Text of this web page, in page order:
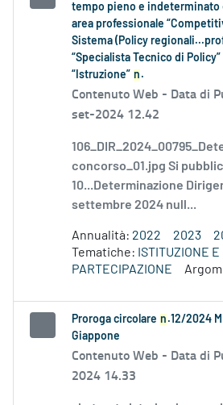
tempo pieno e indeterminato
area professionale
Sistema (Policy
“Specialista Tecnico di
“Istruzione” n .
Contenuto Web - Data di
set-2024 12.42
concorso_01.jpg Si
10...Determinazione
settembre 2024 null...
Annualità: 2022 2023
Tematiche: ISTITUZIONE E
PARTECIPAZIONE
Proroga circolare n .12/2024
Giappone
Contenuto Web - Data di
2024 14.33